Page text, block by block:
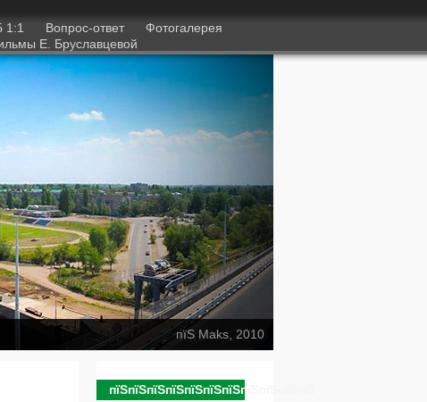
Вопрос-ответ
Фотогалерея
Е. Бруславцевой
пїЅ Maks, 2010
пїЅпїЅпїЅпїЅпїЅпїЅпїЅпїЅпїЅпїЅпїЅ